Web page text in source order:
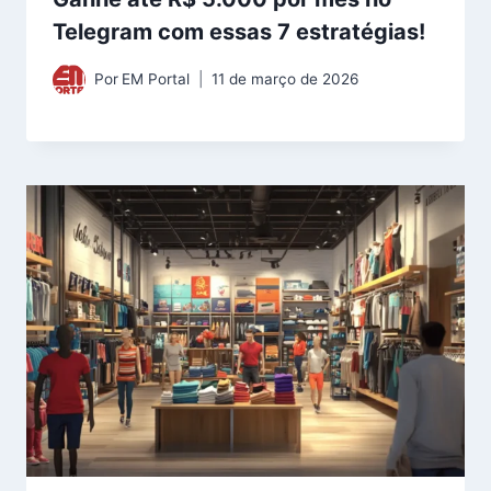
Telegram com essas 7 estratégias!
Por EM Portal 11 de março de 2026